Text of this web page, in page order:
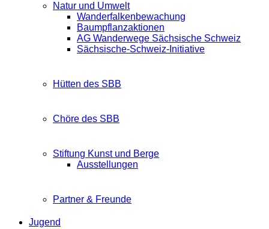
Natur und Umwelt
Wanderfalkenbewachung
Baumpflanzaktionen
AG Wanderwege Sächsische Schweiz
Sächsische-Schweiz-Initiative
Hütten des SBB
Chöre des SBB
Stiftung Kunst und Berge
Ausstellungen
Partner & Freunde
Jugend